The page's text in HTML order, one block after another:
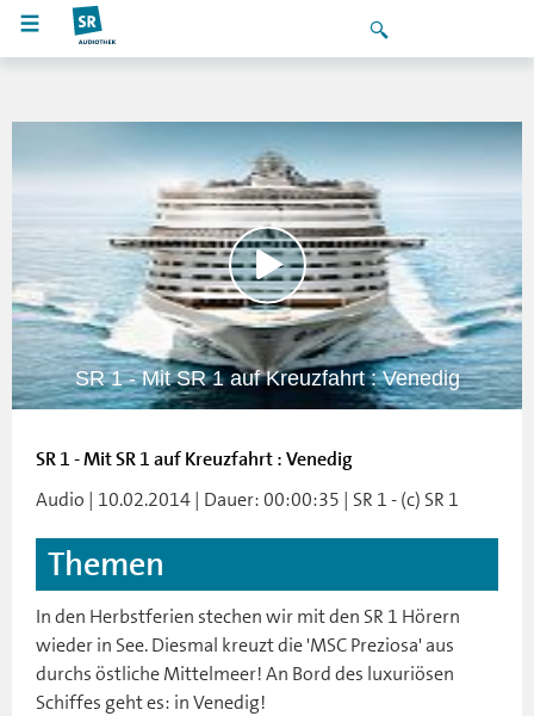
SR 1 - Mit SR 1 auf Kreuzfahrt : Venedig
SR 1 - Mit SR 1 auf Kreuzfahrt : Venedig
Audio | 10.02.2014 | Dauer: 00:00:35 | SR 1 - (c) SR 1
Themen
In den Herbstferien stechen wir mit den SR 1 Hörern
wieder in See. Diesmal kreuzt die 'MSC Preziosa' aus
durchs östliche Mittelmeer! An Bord des luxuriösen
Schiffes geht es: in Venedig!